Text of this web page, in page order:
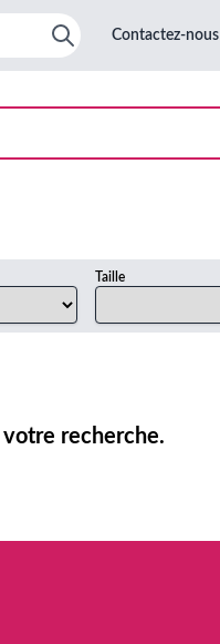
Contactez-nous
Taille
recherche.